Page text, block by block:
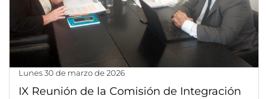
lunes 30 de marzo de 2026
IX Reunión de la Comisión de Integración